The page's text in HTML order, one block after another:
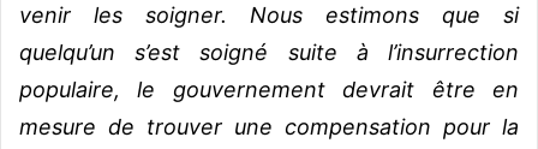
venir les soigner. Nous estimons que si
quelqu’un s’est soigné suite à l’insurrection
populaire, le gouvernement devrait être en
mesure de trouver une compensation pour la